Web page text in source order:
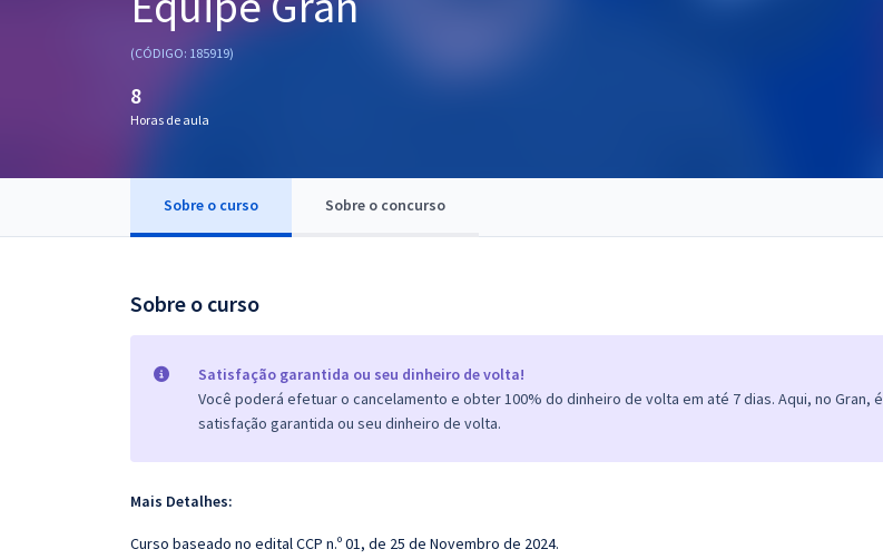
Questões grátis
(CÓDIGO: 185919)
8
Horas de aula
Sobre o curso Sobre o concurso
Sobre o curso
Satisfação garantida ou seu dinheiro de volta!
Você poderá efetuar o cancelamento e obter 100% do dinheiro de volta em até 7 dias. Aqui, no Gran, é
satisfação garantida ou seu dinheiro de volta.
Mais Detalhes:
Curso baseado no edital CCP n.º 01, de 25 de Novembro de 2024.